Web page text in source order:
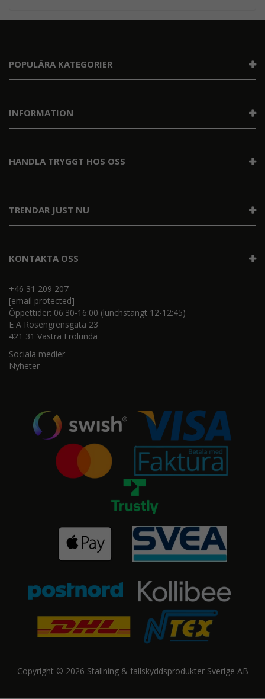
KONTAKTA OSS
+46 31 209 207
[email protected]
Öppettider: 06:30-16:00 (lunchstängt 12-12:45)
E A Rosengrensgata 23
421 31 Västra Frölunda
Sociala medier
Nyheter
POPULÄRA KATEGORIER
INFORMATION
TRENDAR JUST NU
HANDLA TRYGGT HOS OSS
Copyright © 2026 Ställning & fallskyddsprodukter Sverige AB